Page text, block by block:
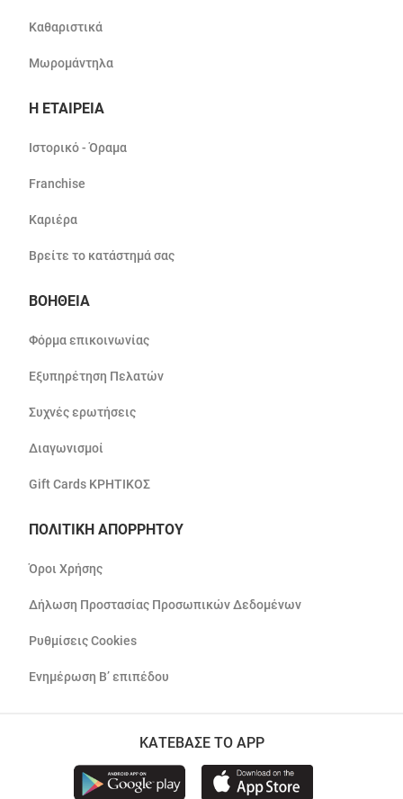
Καθαριστικά
Μωρομάντηλα
Η ΕΤΑΙΡΕΙΑ
Ιστορικό - Όραμα
Franchise
Καριέρα
Βρείτε το κατάστημά σας
ΒΟΗΘΕΙΑ
Φόρμα επικοινωνίας
Εξυπηρέτηση Πελατών
Συχνές ερωτήσεις
Διαγωνισμοί
Gift Cards ΚΡΗΤΙΚΟΣ
ΠΟΛΙΤΙΚΗ ΑΠΟΡΡΗΤΟΥ
Όροι Χρήσης
Δήλωση Προστασίας Προσωπικών Δεδομένων
Ρυθμίσεις Cookies
Ενημέρωση Β’ επιπέδου
ΚΑΤΕΒΑΣΕ ΤΟ APP